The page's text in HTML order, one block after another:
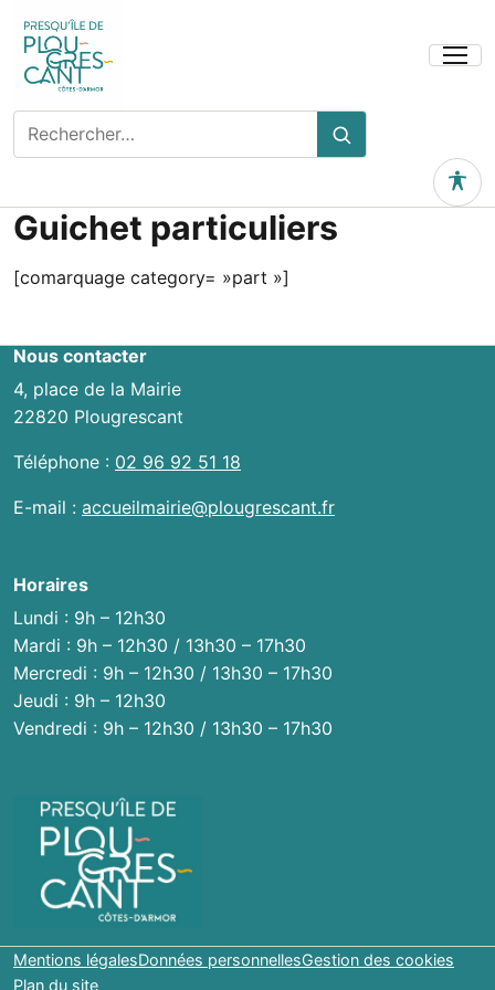
Ouvrir
Rechercher
sur
site
Rechercher
Outils
Guichet particuliers
[comarquage category= »part »]
Nous contacter
4, place de la Mairie
22820 Plougrescant
Téléphone : 02 96 92 51 18
E-mail : accueilmairie@plougrescant.fr
Horaires
Lundi : 9h – 12h30
Mardi : 9h – 12h30 / 13h30 – 17h30
Mercredi : 9h – 12h30 / 13h30 – 17h30
Jeudi : 9h – 12h30
Vendredi : 9h – 12h30 / 13h30 – 17h30
Mentions légalesDonnées personnellesGestion des cookies
Plan du site